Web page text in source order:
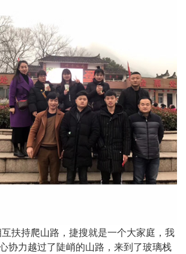
扶持爬山路，捷搜就是一个大家庭，我
协力越过了陡峭的山路，来到了玻璃栈